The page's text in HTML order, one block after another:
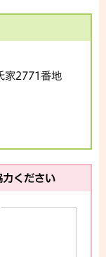
家2771番地
力ください